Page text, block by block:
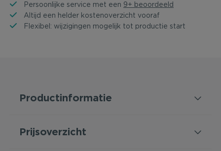
Persoonlijke service met een 9+ beoordeeld
Altijd een helder kostenoverzicht vooraf
Flexibel: wijzigingen mogelijk tot productie start
Productinformatie
Prijsoverzicht